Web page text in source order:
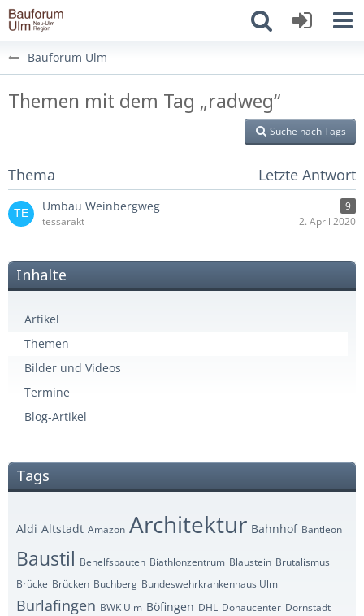
Bauforum Ulm
Themen mit dem Tag „radweg“
Suche nach Tags
Thema Letzte Antwort
Umbau Weinbergweg
9
tessarakt
2. April 2020
Inhalte
Artikel
Themen
Bilder und Videos
Termine
Blog-Artikel
Tags
Aldi Altstadt Amazon Architektur Bahnhof Bantleon
Baustil Behelfsbauten Biathlonzentrum Blaustein Brutalismus
Brücke Brücken Buchberg Bundeswehrkrankenhaus Ulm
Burlafingen BWK Ulm Böfingen DHL Donaucenter Dornstadt